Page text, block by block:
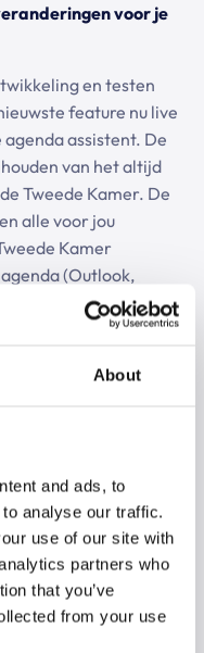
About
and ads, to
analyse our traffic.
use of our site with
partners who
that you’ve
from your use
voor je
en testen
feature nu live
assistent. De
van het altijd
Tweede Kamer. De
alle voor jou
Kamer
(Outlook,
daarom nooit meer
verplaatst is.
voor je doen en
plenaire en
om deze
te verwerken in jouw
Iedereen kan zo
volgen die
voortdurend zelf in
ben je dus